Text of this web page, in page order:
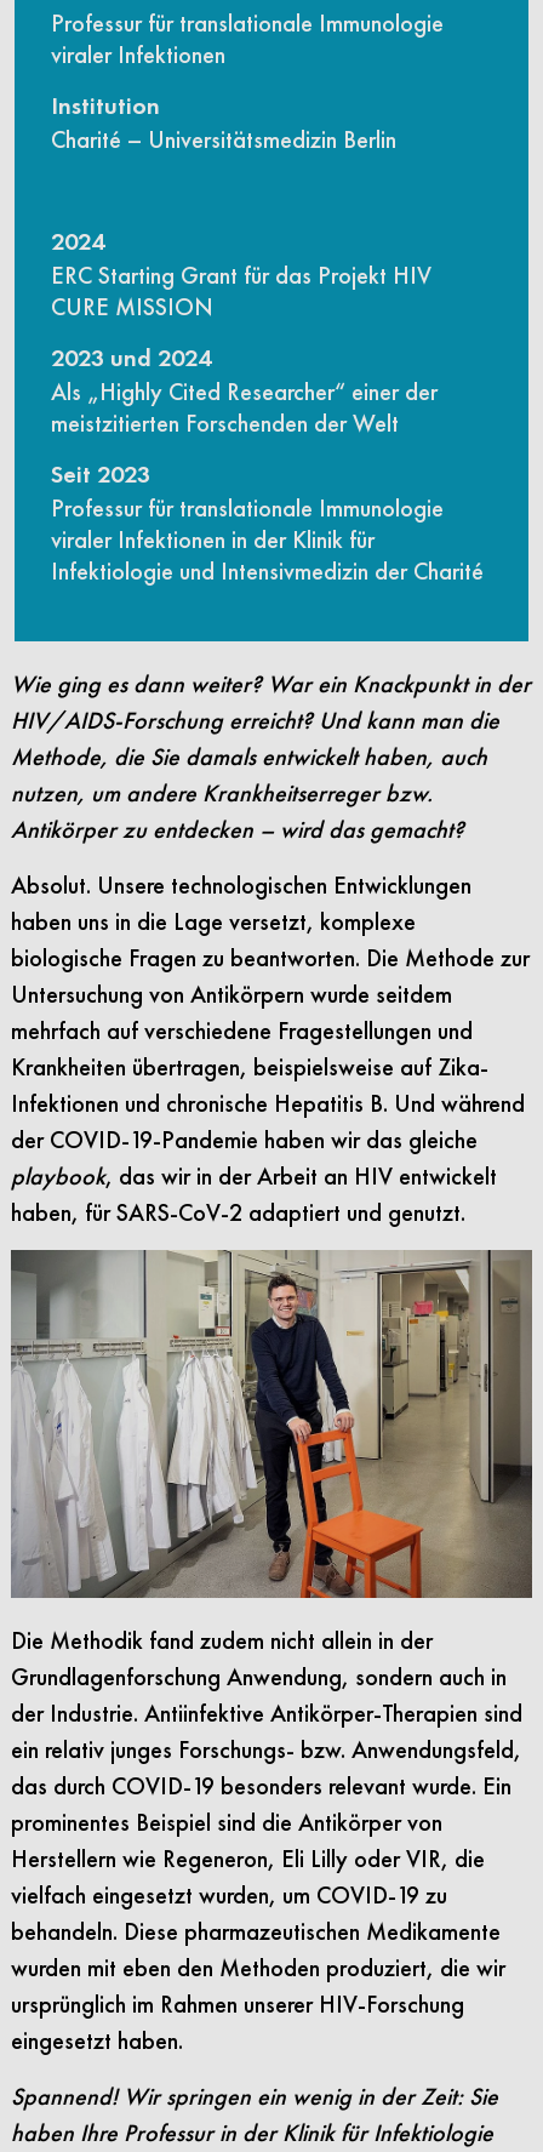
Professur für translationale Immunologie
viraler Infektionen
Institution
Charité – Universitätsmedizin Berlin
2024
ERC Starting Grant für das Projekt HIV
CURE MISSION
2023 und 2024
Als „Highly Cited Researcher“ einer der
meistzitierten Forschenden der Welt
Seit 2023
Professur für translationale Immunologie
viraler Infektionen in der Klinik für
Infektiologie und Intensivmedizin der Charité
Wie ging es dann weiter? War ein Knackpunkt in der
HIV/AIDS-Forschung erreicht? Und kann man die
Methode, die Sie damals entwickelt haben, auch
nutzen, um andere Krankheitserreger bzw.
Antikörper zu entdecken – wird das gemacht?
Absolut. Unsere technologischen Entwicklungen
haben uns in die Lage versetzt, komplexe
biologische Fragen zu beantworten. Die Methode zur
Untersuchung von Antikörpern wurde seitdem
mehrfach auf verschiedene Fragestellungen und
Krankheiten übertragen, beispielsweise auf Zika-
Infektionen und chronische Hepatitis B. Und während
der COVID-19-Pandemie haben wir das gleiche
playbook, das wir in der Arbeit an HIV entwickelt
haben, für SARS-CoV-2 adaptiert und genutzt.
Die Methodik fand zudem nicht allein in der
Grundlagenforschung Anwendung, sondern auch in
der Industrie. Antiinfektive Antikörper-Therapien sind
ein relativ junges Forschungs- bzw. Anwendungsfeld,
das durch COVID-19 besonders relevant wurde. Ein
prominentes Beispiel sind die Antikörper von
Herstellern wie Regeneron, Eli Lilly oder VIR, die
vielfach eingesetzt wurden, um COVID-19 zu
behandeln. Diese pharmazeutischen Medikamente
wurden mit eben den Methoden produziert, die wir
ursprünglich im Rahmen unserer HIV-Forschung
eingesetzt haben.
Spannend! Wir springen ein wenig in der Zeit: Sie
haben Ihre Professur in der Klinik für Infektiologie